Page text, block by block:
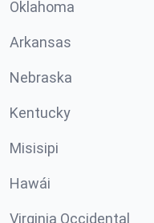
Oklahoma
Arkansas
Nebraska
Kentucky
Misisipi
Hawái
Virginia Occidental